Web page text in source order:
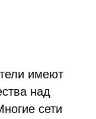
имеют
над
сети